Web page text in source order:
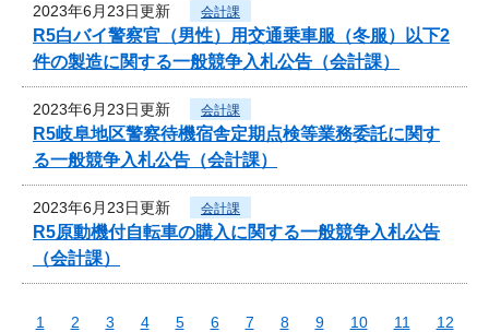
2023年6月23日更新 会計課
R5白バイ警察官（男性）用交通乗車服（冬服）以下2
件の製造に関する一般競争入札公告（会計課）
2023年6月23日更新 会計課
R5岐阜地区警察待機宿舎定期点検等業務委託に関す
る一般競争入札公告（会計課）
2023年6月23日更新 会計課
R5原動機付自転車の購入に関する一般競争入札公告
（会計課）
1 2 3 4 5 6 7 8 9 10 11
12